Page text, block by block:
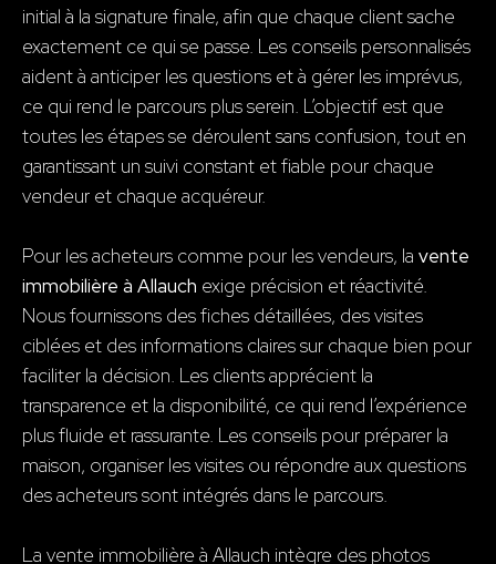
initial à la signature finale, afin que chaque client sache
exactement ce qui se passe. Les conseils personnalisés
aident à anticiper les questions et à gérer les imprévus,
ce qui rend le parcours plus serein. L’objectif est que
toutes les étapes se déroulent sans confusion, tout en
garantissant un suivi constant et fiable pour chaque
vendeur et chaque acquéreur.
Pour les acheteurs comme pour les vendeurs, la vente
immobilière à Allauch exige précision et réactivité.
Nous fournissons des fiches détaillées, des visites
ciblées et des informations claires sur chaque bien pour
faciliter la décision. Les clients apprécient la
transparence et la disponibilité, ce qui rend l’expérience
plus fluide et rassurante. Les conseils pour préparer la
maison, organiser les visites ou répondre aux questions
des acheteurs sont intégrés dans le parcours.
La vente immobilière à Allauch intègre des photos